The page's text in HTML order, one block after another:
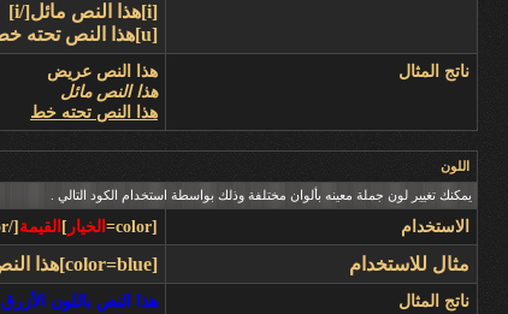
[i]هذا النص مائل[/i]
[u]هذا النص تحته خط[/u]
ناتج المثال
هذا النص عريض
هذا النص مائل
هذا النص تحته خط
اللون
يمكنك تغيير لون جملة معينه بألوان مختلفة وذلك بواسطة استخدام الكود التالي .
الاستخدام [color= الخيار ] القيمة [/color]
مثال للاستخدام [color=blue]هذا النص باللون الأزرق[/color]
ناتج المثال هذا النص باللون الأزرق